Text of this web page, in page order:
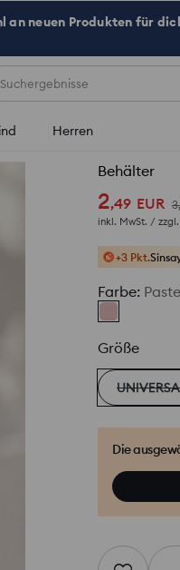
an neuen Produkten für
Suchergebnisse
Herren
Behälter
2,49 EUR 3,
inkl. MwSt. / zzgl.
+3 Pkt.
Farbe:
Größe
Die